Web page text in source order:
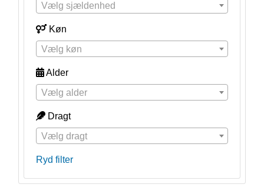
Vælg sjældenhed
Køn
Vælg køn
Alder
Vælg alder
Dragt
Vælg dragt
Ryd filter